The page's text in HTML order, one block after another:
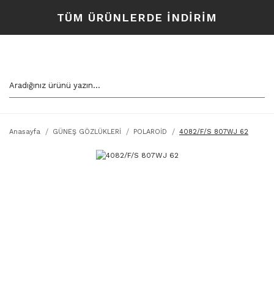
TÜM ÜRÜNLERDE İNDİRİM
Anasayfa GÜNEŞ GÖZLÜKLERİ POLAROİD 4082/F/S 807WJ 62